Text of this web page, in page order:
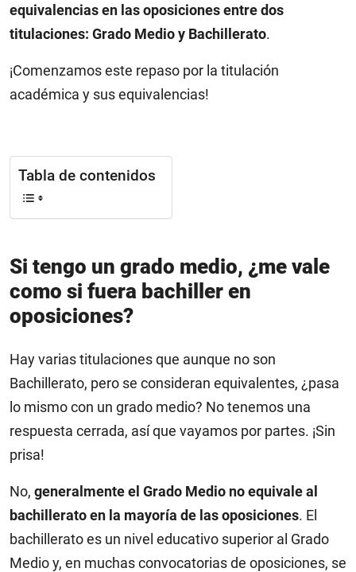
equivalencias en las oposiciones entre dos
titulaciones: Grado Medio y Bachillerato.
¡Comenzamos este repaso por la titulación
académica y sus equivalencias!
Tabla de contenidos
Si tengo un grado medio, ¿me vale
como si fuera bachiller en
oposiciones?
Hay varias titulaciones que aunque no son
Bachillerato, pero se consideran equivalentes, ¿pasa
lo mismo con un grado medio? No tenemos una
respuesta cerrada, así que vayamos por partes. ¡Sin
prisa!
No, generalmente el Grado Medio no equivale al
bachillerato en la mayoría de las oposiciones. El
bachillerato es un nivel educativo superior al Grado
Medio y, en muchas convocatorias de oposiciones, se